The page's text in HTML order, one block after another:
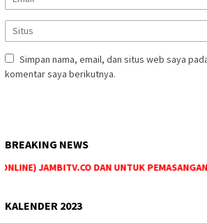
Simpan nama, email, dan situs web saya
komentar saya berikutnya.
BREAKING NEWS
JAMBITV.CO DAN UNTUK
KALENDER 2023